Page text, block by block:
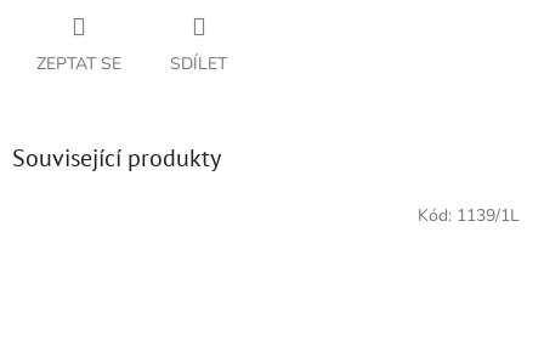
ZEPTAT SE SDÍLET
Související produkty
Kód: 1139/1L